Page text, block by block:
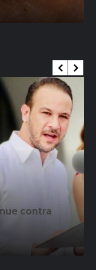
contra